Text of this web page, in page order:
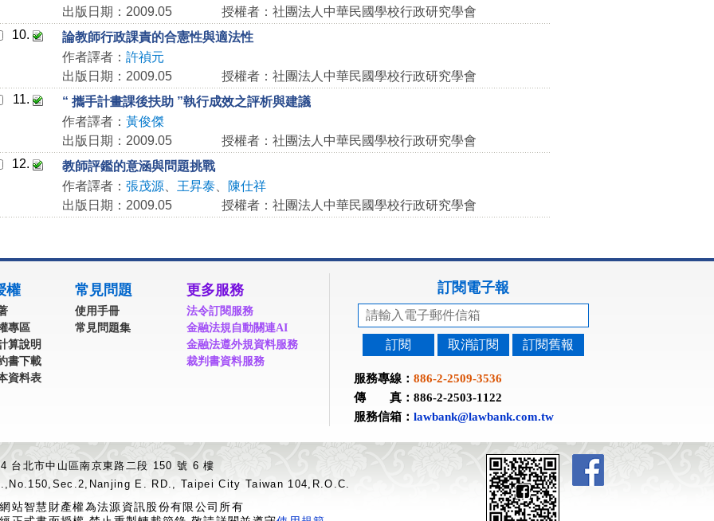
出版日期：2009.05
授權者：社團法人中華民國學校行政研究學會
10.
論教師行政課責的合憲性與適法性
作者譯者： 許禎元
出版日期：2009.05
授權者：社團法人中華民國學校行政研究學會
11.
“ 攜手計畫課後扶助 ”執行成效之評析與建議
作者譯者： 黃俊傑
出版日期：2009.05
授權者：社團法人中華民國學校行政研究學會
12.
教師評鑑的意涵與問題挑戰
作者譯者： 張茂源、 王昇泰、
陳仕祥
出版日期：2009.05
授權者：社團法人中華民國學校行政研究學會
權
專區
算說明
書下載
資料表
常見問題
使用手冊
常見問題集
更多服務
法令訂閱服務
金融法規自動關連AI
金融法遵外規資料服務
裁判書資料服務
訂閱電子報
訂閱 取消訂閱 訂閱舊報
服務專線： 886-2-2509-3536
傳 真：886-2-2503-1122
服務信箱： lawbank@lawbank.com.tw
台北市中山區南京東路二段 150 號 6 樓
E. RD., Taipei City Taiwan 104,R.O.C.
站智慧財產權為法源資訊股份有限公司所有